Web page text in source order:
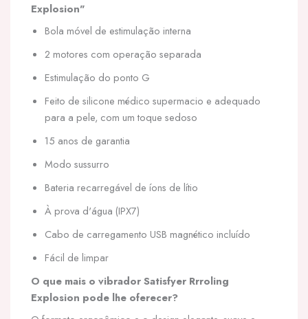
Explosion"
Bola móvel de estimulação interna
2 motores com operação separada
Estimulação do ponto G
Feito de silicone médico supermacio e adequado
para a pele, com um toque sedoso
15 anos de garantia
Modo sussurro
Bateria recarregável de íons de lítio
À prova d'água (IPX7)
Cabo de carregamento USB magnético incluído
Fácil de limpar
O que mais o vibrador Satisfyer Rrroling
Explosion pode lhe oferecer?